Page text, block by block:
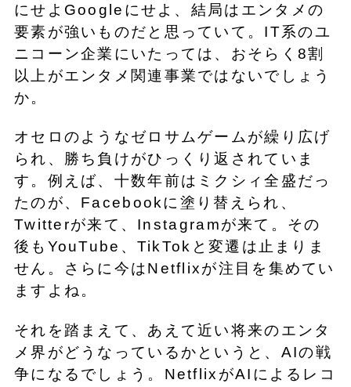
にせよGoogleにせよ、結局はエンタメの
要素が強いものだと思っていて。IT系のユ
ニコーン企業にいたっては、おそらく8割
以上がエンタメ関連事業ではないでしょう
か。
オセロのようなゼロサムゲームが繰り広げ
られ、勝ち負けがひっくり返されていま
す。例えば、十数年前はミクシィ全盛だっ
たのが、Facebookに塗り替えられ、
Twitterが来て、Instagramが来て。その
後もYouTube、TikTokと変遷は止まりま
せん。さらに今はNetflixが注目を集めてい
ますよね。
それを踏まえて、あえて近い将来のエンタ
メ界がどうなっているかというと、AIの戦
争になるでしょう。NetflixがAIによるレコ